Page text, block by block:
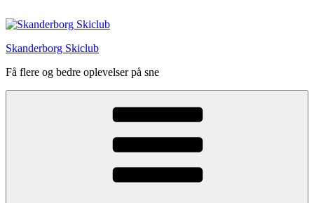
til
Skanderborg Skiclub
Få flere og bedre oplevelser på sne